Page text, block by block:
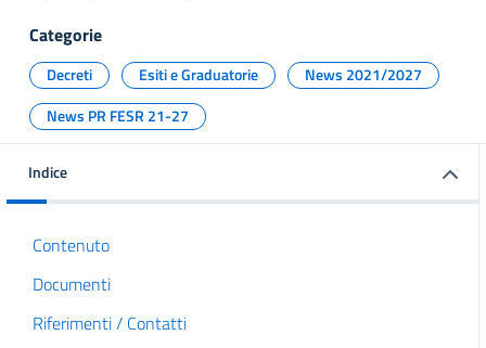
Categorie
Decreti Esiti e Graduatorie
News 2021/2027
News PR FESR 21-27
Indice
Contenuto
Documenti
Riferimenti / Contatti